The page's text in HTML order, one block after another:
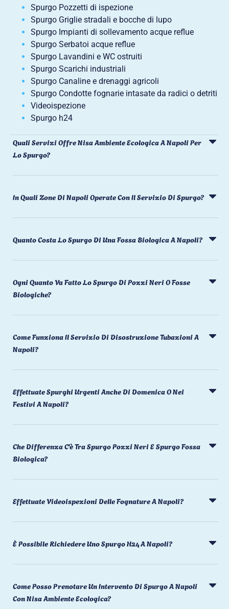
Spurgo Pozzetti di ispezione
Spurgo Griglie stradali e bocche di lupo
Spurgo Impianti di sollevamento acque reflue
Spurgo Serbatoi acque reflue
Spurgo Lavandini e WC ostruiti
Spurgo Scarichi industriali
Spurgo Canaline e drenaggi agricoli
Spurgo Condotte fognarie intasate da radici o detriti
Videoispezione
Spurgo h24
Quali Servizi Offre Nisa Ambiente Ecologica A Napoli Per
Lo Spurgo?
In Quali Zone Di Napoli Operate Con Il Servizio Di Spurgo?
Quanto Costa Lo Spurgo Di Una Fossa Biologica A Napoli?
Ogni Quanto Va Fatto Lo Spurgo Di Pozzi Neri O Fosse
Biologiche?
Come Funziona Il Servizio Di Disostruzione Tubazioni A
Napoli?
Effettuate Spurghi Urgenti Anche Di Domenica O Nei
Festivi A Napoli?
Che Differenza C'è Tra Spurgo Pozzi Neri E Spurgo Fossa
Biologica?
Effettuate Videoispezioni Delle Fognature A Napoli?
È Possibile Richiedere Uno Spurgo H24 A Napoli?
Come Posso Prenotare Un Intervento Di Spurgo A Napoli
Con Nisa Ambiente Ecologica?